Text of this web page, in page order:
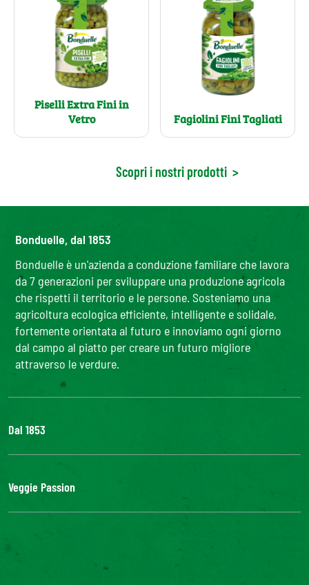
Piselli Extra Fini in
Vetro
Fagiolini Fini Tagliati
Scopri i nostri prodotti >
Bonduelle, dal 1853
Bonduelle è un'azienda a conduzione familiare che lavora
da 7 generazioni per sviluppare una produzione agricola
che rispetti il territorio e le persone. Sosteniamo una
agricoltura ecologica efficiente, intelligente e solidale,
fortemente orientata al futuro e innoviamo ogni giorno
dal campo al piatto per creare un futuro migliore
attraverso le verdure.
Dal 1853
Il Gruppo
La nostra filiera
Lavora con noi
Veggie Passion
l'ABC delle verdure